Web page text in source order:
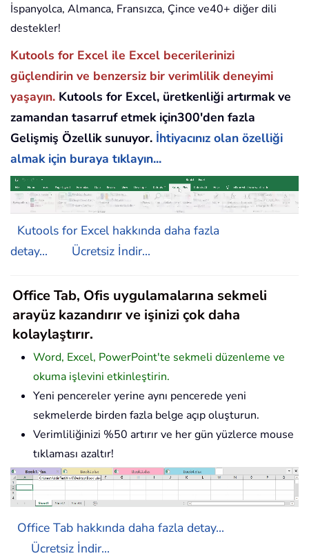
İspanyolca, Almanca, Fransızca, Çince ve40+ diğer dili
destekler!
Kutools for Excel ile Excel becerilerinizi
güçlendirin ve benzersiz bir verimlilik deneyimi
yaşayın. Kutools for Excel, üretkenliği artırmak ve
zamandan tasarruf etmek için300'den fazla
Gelişmiş Özellik sunuyor. İhtiyacınız olan özelliği
almak için buraya tıklayın...
Kutools for Excel hakkında daha fazla
detay...
Ücretsiz İndir...
Office Tab, Ofis uygulamalarına sekmeli
arayüz kazandırır ve işinizi çok daha
kolaylaştırır.
Word, Excel, PowerPoint'te sekmeli düzenleme ve
okuma işlevini etkinleştirin.
Yeni pencereler yerine aynı pencerede yeni
sekmelerde birden fazla belge açıp oluşturun.
Verimliliğinizi %50 artırır ve her gün yüzlerce mouse
tıklaması azaltır!
Office Tab hakkında daha fazla detay...
Ücretsiz İndir...